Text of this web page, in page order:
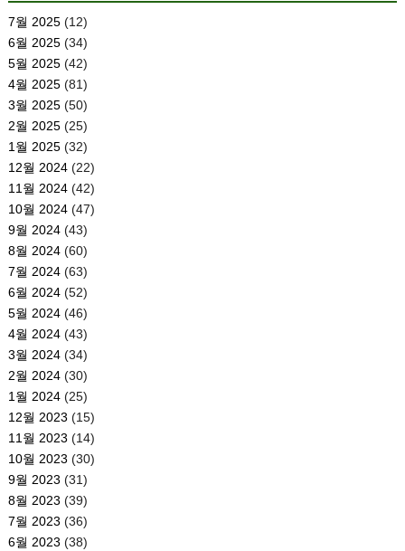
7월 2025(12)
6월 2025(34)
5월 2025(42)
4월 2025(81)
3월 2025(50)
2월 2025(25)
1월 2025(32)
12월 2024(22)
11월 2024(42)
10월 2024(47)
9월 2024(43)
8월 2024(60)
7월 2024(63)
6월 2024(52)
5월 2024(46)
4월 2024(43)
3월 2024(34)
2월 2024(30)
1월 2024(25)
12월 2023 (15)
11월 2023 (14)
10월 2023 (30)
9월 2023 (31)
8월 2023 (39)
7월 2023 (36)
6월 2023 (38)